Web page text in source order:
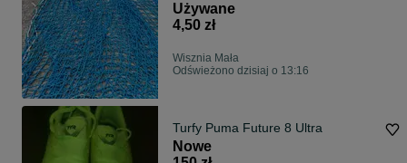
Używane
4,50 zł
Wisznia Mała
Odświeżono dzisiaj o 13:16
Turfy Puma Future 8 Ultra
Nowe